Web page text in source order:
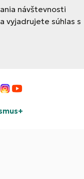
návštevnosti
vyjadrujete súhlas s
Instagram
YouTube